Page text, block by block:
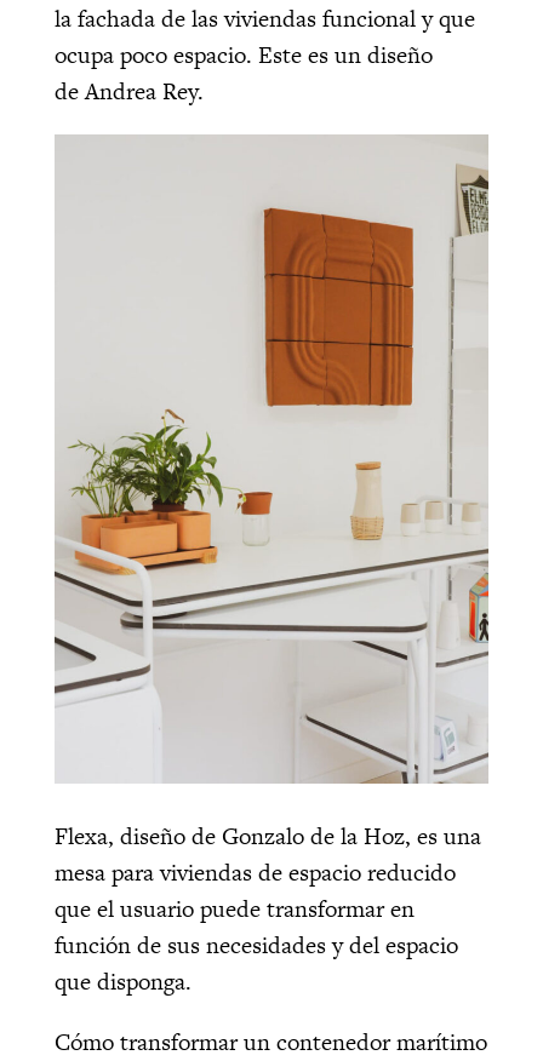
la fachada de las viviendas funcional y que
ocupa poco espacio. Este es un diseño
de Andrea Rey.
Flexa, diseño de Gonzalo de la Hoz, es una
mesa para viviendas de espacio reducido
que el usuario puede transformar en
función de sus necesidades y del espacio
que disponga.
Cómo transformar un contenedor marítimo